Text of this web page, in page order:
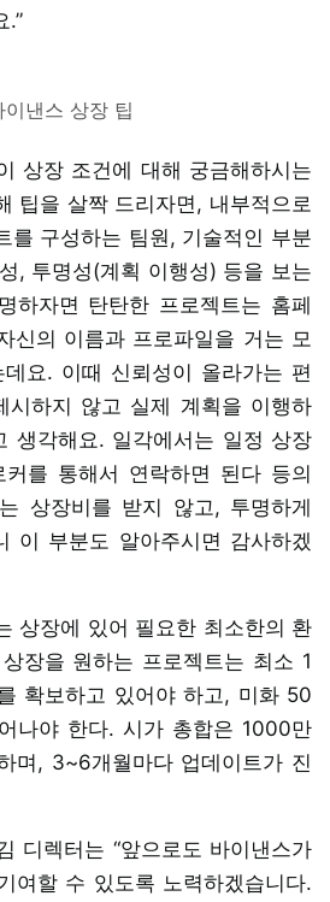
.”
이낸스 상장 팁
상장 조건에 대해 궁금해하시는
팁을 살짝 드리자면, 내부적으로
를 구성하는 팀원, 기술적인 부분
, 투명성(계획 이행성) 등을 보는
하자면 탄탄한 프로젝트는 홈페
신의 이름과 프로파일을 거는 모
요. 이때 신뢰성이 올라가는 편
시하지 않고 실제 계획을 이행하
생각해요. 일각에서는 일정 상장
를 통해서 연락하면 된다 등의
상장비를 받지 않고, 투명하게
이 부분도 알아주시면 감사하겠
상장에 있어 필요한 최소한의 환
장을 원하는 프로젝트는 최소 1
확보하고 있어야 하고, 미화 50
나야 한다. 시가 총합은 1000만
며, 3~6개월마다 업데이트가 진
디렉터는 “앞으로도 바이낸스가
여할 수 있도록 노력하겠습니다.